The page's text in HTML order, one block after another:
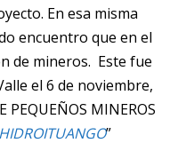
En esa misma
encuentro que en el
de mineros. Este fue
el 6 de noviembre,
PEQUEÑOS MINEROS
HIDROITUANGO”